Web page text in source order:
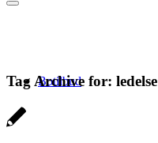
Botilbud
Tag Archive for: ledelse